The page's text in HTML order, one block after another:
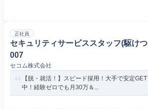
正社員
セキュリティサービススタッフ(駆け
007
セコム株式会社
【脱・就活！】スピード採用！大手で安定
中！経験ゼロでも月30万＆...